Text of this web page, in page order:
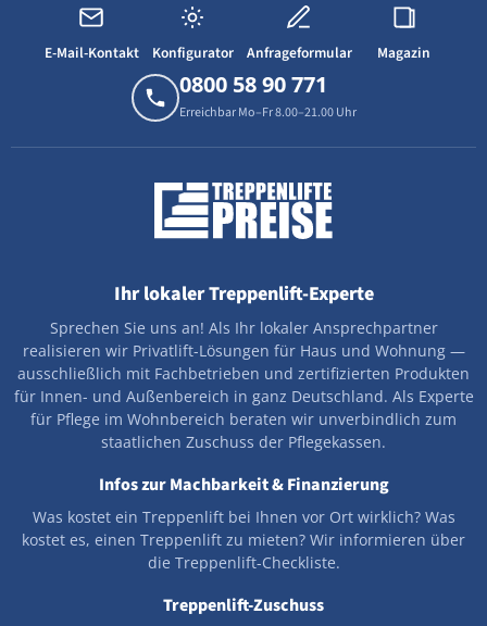
E-Mail-Kontakt Konfigurator Anfrageformular Magazin
0800 58 90 771
Erreichbar Mo–Fr 8.00–21.00 Uhr
Ihr lokaler Treppenlift-Experte
Sprechen Sie uns an! Als Ihr lokaler Ansprechpartner
realisieren wir Privatlift-Lösungen für Haus und Wohnung —
ausschließlich mit Fachbetrieben und zertifizierten Produkten
für Innen- und Außenbereich in ganz Deutschland. Als Experte
für Pflege im Wohnbereich beraten wir unverbindlich zum
staatlichen Zuschuss der Pflegekassen.
Infos zur Machbarkeit & Finanzierung
Was kostet ein Treppenlift bei Ihnen vor Ort wirklich? Was
kostet es, einen Treppenlift zu mieten? Wir informieren über
die Treppenlift-Checkliste.
Treppenlift-Zuschuss